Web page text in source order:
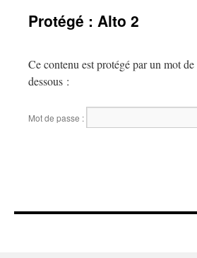
Protégé : Alto 2
Ce contenu est protégé par un mot
dessous :
Mot de passe :